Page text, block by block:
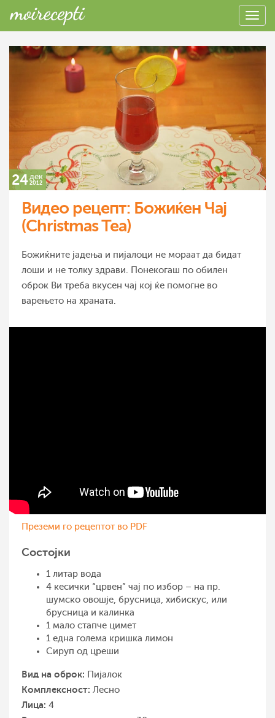
24дек
2012
Видео рецепт: Божиќен Чај
(Christmas Tea)
Божиќните јадења и пијалоци не мораат да бидат
лоши и не толку здрави. Понекогаш по обилен
оброк Ви треба вкусен чај кој ќе помогне во
варењето на храната.
Преземи го рецептот во PDF
Состојки
1 литар вода
4 кесички “црвен” чај по избор – на пр.
шумско овошје, брусница, хибискус, или
брусница и калинка
1 мало стапче цимет
1 една голема кришка лимон
Сируп од цреши
Вид на оброк: Пијалок
Комплексност: Лесно
Лица: 4